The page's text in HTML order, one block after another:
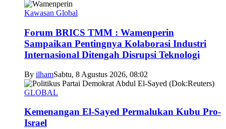
Kawasan Global
Forum BRICS TMM : Wamenperin
Sampaikan Pentingnya Kolaborasi Industri
Internasional Ditengah Disrupsi Teknologi
By ilhamSabtu, 8 Agustus 2026, 08:02
GLOBAL
Kemenangan El-Sayed Permalukan Kubu Pro-
Israel